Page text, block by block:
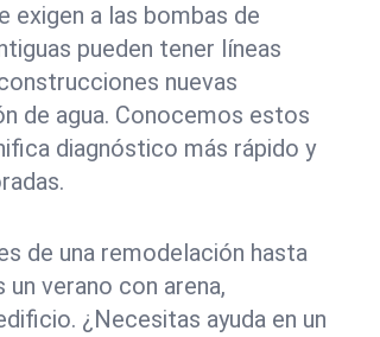
exigen a las bombas de
pueden tener líneas
nuevas
de agua. Conocemos estos
diagnóstico más rápido y
de una remodelación hasta
verano con arena,
¿Necesitas ayuda en un